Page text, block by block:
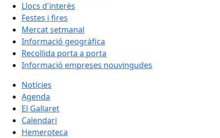
Llocs d'interès
Festes i fires
Mercat setmanal
Informació geogràfica
Recollida porta a porta
Informació empreses nouvingudes
Notícies
Agenda
El Gallaret
Calendari
Hemeroteca